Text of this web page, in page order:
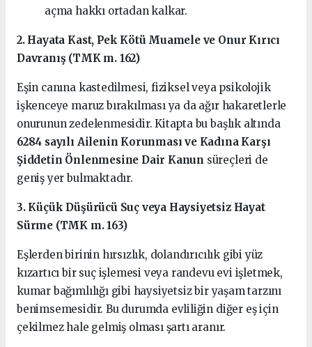
açma hakkı ortadan kalkar.
2. Hayata Kast, Pek Kötü Muamele ve Onur Kırıcı
Davranış (TMK m. 162)
Eşin canına kastedilmesi, fiziksel veya psikolojik
işkenceye maruz bırakılması ya da ağır hakaretlerle
onurunun zedelenmesidir. Kitapta bu başlık altında
6284 sayılı Ailenin Korunması ve Kadına Karşı
Şiddetin Önlenmesine Dair Kanun süreçleri de
geniş yer bulmaktadır.
3. Küçük Düşürücü Suç veya Haysiyetsiz Hayat
Sürme (TMK m. 163)
Eşlerden birinin hırsızlık, dolandırıcılık gibi yüz
kızartıcı bir suç işlemesi veya randevu evi işletmek,
kumar bağımlılığı gibi haysiyetsiz bir yaşam tarzını
benimsemesidir. Bu durumda evliliğin diğer eş için
çekilmez hale gelmiş olması şartı aranır.